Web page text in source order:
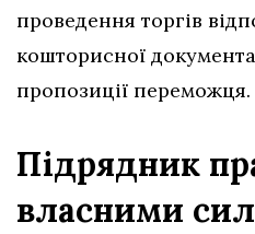
проведення торгів
кошторисної
пропозиції переможця.
Підрядник
власними